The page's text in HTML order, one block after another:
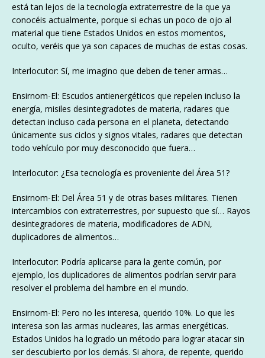
está tan lejos de la tecnología extraterrestre de la que ya
conocéis actualmente, porque si echas un poco de ojo al
material que tiene Estados Unidos en estos momentos,
oculto, veréis que ya son capaces de muchas de estas cosas.
Interlocutor: Sí, me imagino que deben de tener armas…
Ensirnom-El: Escudos antienergéticos que repelen incluso la
energía, misiles desintegradotes de materia, radares que
detectan incluso cada persona en el planeta, detectando
únicamente sus ciclos y signos vitales, radares que detectan
todo vehículo por muy desconocido que fuera…
Interlocutor: ¿Esa tecnología es proveniente del Área 51?
Ensirnom-El: Del Área 51 y de otras bases militares. Tienen
intercambios con extraterrestres, por supuesto que sí… Rayos
desintegradores de materia, modificadores de ADN,
duplicadores de alimentos…
Interlocutor: Podría aplicarse para la gente común, por
ejemplo, los duplicadores de alimentos podrían servir para
resolver el problema del hambre en el mundo.
Ensirnom-El: Pero no les interesa, querido 10%. Lo que les
interesa son las armas nucleares, las armas energéticas.
Estados Unidos ha logrado un método para lograr atacar sin
ser descubierto por los demás. Si ahora, de repente, querido